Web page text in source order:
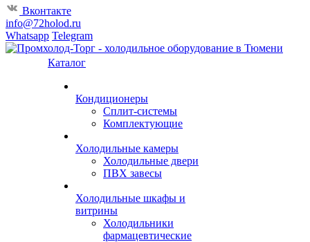
Вконтакте
info@72holod.ru
Whatsapp Telegram
Каталог
Кондиционеры
Сплит-системы
Комплектующие
Холодильные камеры
Холодильные двери
ПВХ завесы
Холодильные шкафы и
витрины
Холодильники
фармацевтические